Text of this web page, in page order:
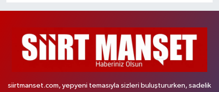
siirtmanset.com, yepyeni temasıyla sizleri buluştururken, sadelik